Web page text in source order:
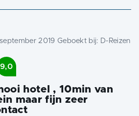
2019 Geboekt bij: D-Reizen
9,0
hotel , 10min van
maar fijn zeer